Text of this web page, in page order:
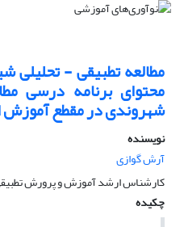
مطالعه تطبیقی - تحلیلی
محتوای برنامه درسی
شهروندی در مقطع آموزش
نویسنده
آرش گوازی
کارشناس ارشد آموزش و پرورش
چکیده